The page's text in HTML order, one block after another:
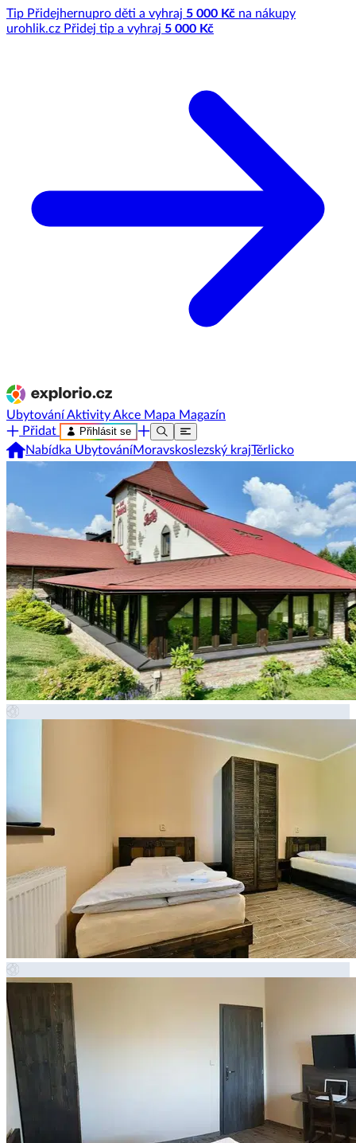
Tip Přidejhernupro děti a vyhraj 5 000 Kč na nákupy
urohlik.cz Přidej tip a vyhraj 5 000 Kč
UbytováníAktivityAkce Mapa Magazín
Přidat
Přihlásit se
Nabídka UbytováníMoravskoslezský krajTěrlicko